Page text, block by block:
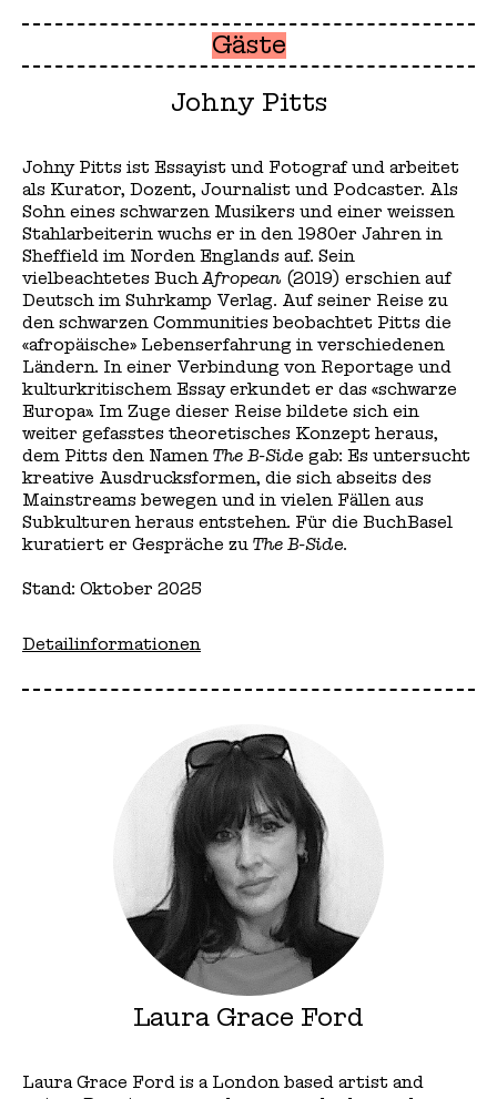
Gäste
Johny Pitts
Johny Pitts ist Essayist und Fotograf und arbeitet
als Kurator, Dozent, Journalist und Podcaster. Als
Sohn eines schwarzen Musikers und einer weissen
Stahlarbeiterin wuchs er in den 1980er Jahren in
Sheffield im Norden Englands auf. Sein
vielbeachtetes Buch Afropean (2019) erschien auf
Deutsch im Suhrkamp Verlag. Auf seiner Reise zu
den schwarzen Communities beobachtet Pitts die
«afropäische» Lebenserfahrung in verschiedenen
Ländern. In einer Verbindung von Reportage und
kulturkritischem Essay erkundet er das «schwarze
Europa». Im Zuge dieser Reise bildete sich ein
weiter gefasstes theoretisches Konzept heraus,
dem Pitts den Namen The B-Side gab: Es untersucht
kreative Ausdrucksformen, die sich abseits des
Mainstreams bewegen und in vielen Fällen aus
Subkulturen heraus entstehen. Für die BuchBasel
kuratiert er Gespräche zu The B-Side.
Stand: Oktober 2025
Detailinformationen
Laura Grace Ford
Laura Grace Ford is a London based artist and